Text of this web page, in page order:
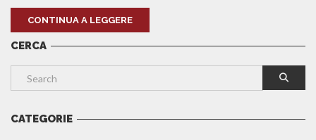
CONTINUA A LEGGERE
CERCA
CATEGORIE